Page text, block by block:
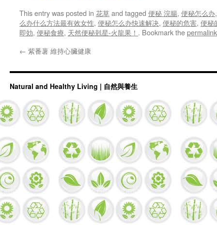
This entry was posted in 花草and tagged 便秘 浣腸, 便秘怎么办
么办什么方法最有效女性, 便秘怎么办快速解决, 便秘的危害, 便秘
即効, 便秘食療, 天然便秘剋星-火龍果！ . Bookmark thepermalink
← 紫番薯 維持心臟健康
Natural and Healthy Living | 自然與養生